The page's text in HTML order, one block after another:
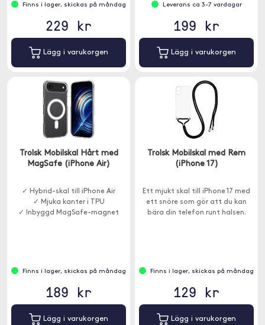
Finns i lager, skickas på måndag
229 kr
Lägg i varukorgen
Leverans ca 3-7 vardagar
199 kr
Lägg i varukorgen
Trolsk Mobilskal Hårt med
MagSafe (iPhone Air)
✓ Hybrid-skal till iPhone Air
✓ Mjuka kanter i TPU
✓ Inbyggd MagSafe-magnet
Finns i lager, skickas på måndag
189 kr
Lägg i varukorgen
Trolsk Mobilskal med Rem
(iPhone 17)
Ett mjukt skal till iPhone 17 med
ett snöre som gör att du kan
bära din telefon runt halsen.
Finns i lager, skickas på måndag
129 kr
Lägg i varukorgen